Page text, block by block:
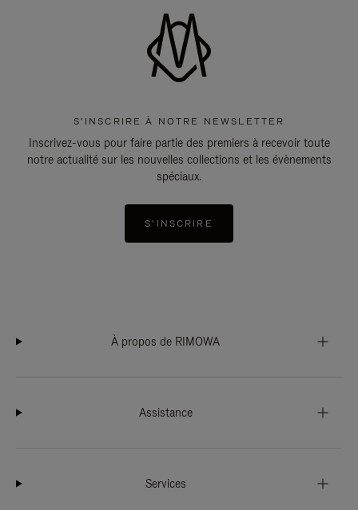
S'INSCRIRE À NOTRE NEWSLETTER
Inscrivez-vous pour faire partie des premiers à recevoir toute
notre actualité sur les nouvelles collections et les évènements
spéciaux.
S'INSCRIRE
À propos de RIMOWA
Assistance
Services